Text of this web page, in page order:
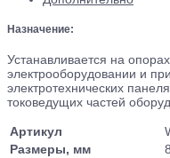
Назначение:
Устанавливается на
электрооборудовании и
электротехнических
токоведущих частей
Артикул
Размеры, мм